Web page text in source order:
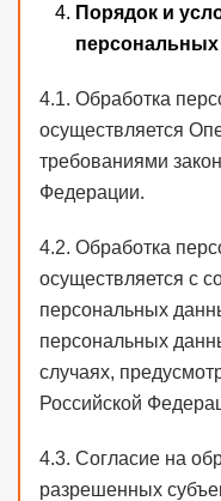
Порядок и
4.1. Обработка
осуществляется
требованиями
Федерации.
4.2. Обработка
осуществляется с
персональных
персональных
случаях,
Российской
4.3. Согласие на
разрешенных